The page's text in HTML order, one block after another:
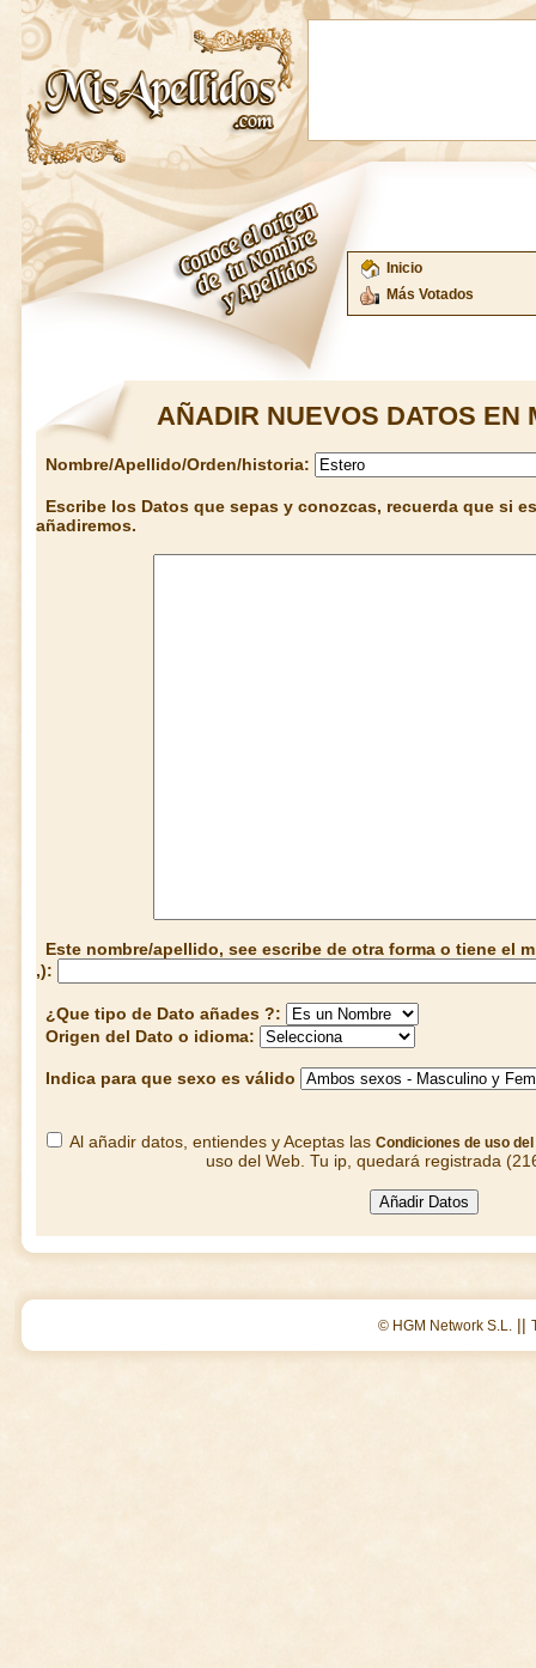
Inicio
Más Votados
AÑADIR NUEVOS DATOS EN
Nombre/Apellido/Orden/historia:
Escribe los Datos que sepas y conozcas, recuerda que si
añadiremos.
Este nombre/apellido, see escribe de otra forma o tiene el
,):
¿Que tipo de Dato añades ?:
Origen del Dato o idioma:
Indica para que sexo es válido
Al añadir datos, entiendes y Aceptas las Condiciones de uso del
uso del Web. Tu ip, quedará registrada
© HGM Network S.L. ||